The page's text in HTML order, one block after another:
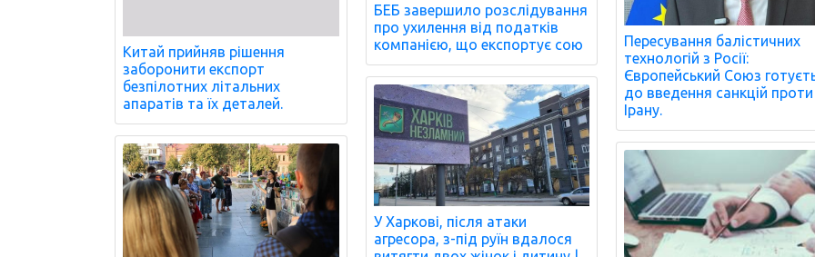
Китай прийняв рішення
заборонити експорт
безпілотних літальних
апаратів та їх деталей.
БЕБ завершило розслідування
про ухилення від податків
компанією, що експортує сою
У Харкові, після атаки
агресора, з-під руїн вдалося
Пересування балістичних
технологій з Росії:
Європейський Союз
до введення санкцій проти
Ірану.